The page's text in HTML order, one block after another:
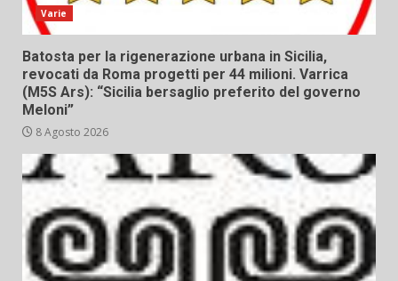
Varie
Batosta per la rigenerazione urbana in Sicilia,
revocati da Roma progetti per 44 milioni. Varrica
(M5S Ars): “Sicilia bersaglio preferito del governo
Meloni”
8 Agosto 2026